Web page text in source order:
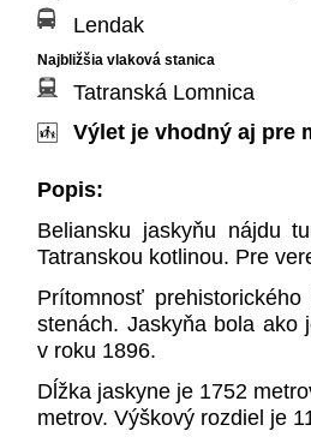
Lendak
Najbližšia vlaková stanica
Tatranská Lomnica
Výlet je vhodný aj pre
Popis:
Beliansku jaskyňu nájdu
Tatranskou kotlinou. Pre
Prítomnosť
stenách. Jaskyňa bola ako
v roku 1896.
Dĺžka jaskyne je 1752
metrov. Výškový rozdiel je